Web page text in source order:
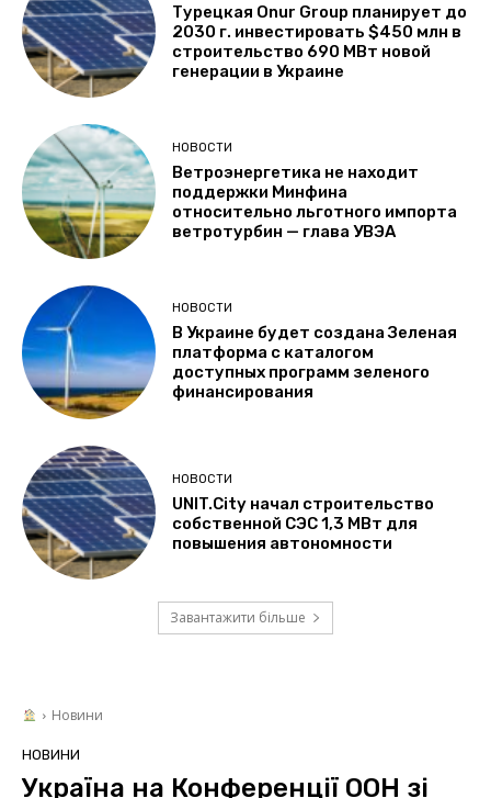
Турецкая Onur Group планирует до
2030 г. инвестировать $450 млн в
строительство 690 МВт новой
генерации в Украине
НОВОСТИ
Ветроэнергетика не находит
поддержки Минфина
относительно льготного импорта
ветротурбин — глава УВЭА
НОВОСТИ
В Украине будет создана Зеленая
платформа с каталогом
доступных программ зеленого
финансирования
НОВОСТИ
UNIT.City начал строительство
собственной СЭС 1,3 МВт для
повышения автономности
Завантажити більше